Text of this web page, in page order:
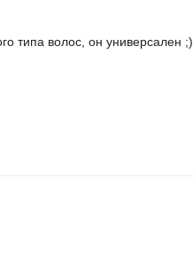
типа волос, он универсален ;)